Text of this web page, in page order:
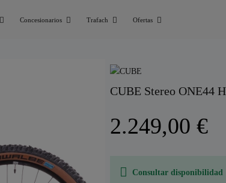
Concesionarios Trafach Ofertas
CUBE Stereo ONE44
2.249,00 €
Consultar disponibilidad